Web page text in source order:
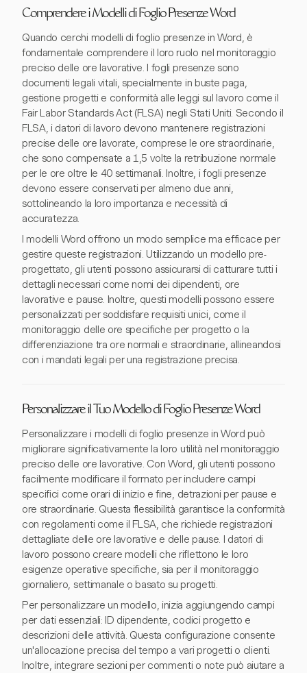
Comprendere i Modelli di Foglio Presenze Word
Quando cerchi modelli di foglio presenze in Word, è
fondamentale comprendere il loro ruolo nel monitoraggio
preciso delle ore lavorative. I fogli presenze sono
documenti legali vitali, specialmente in buste paga,
gestione progetti e conformità alle leggi sul lavoro come il
Fair Labor Standards Act (FLSA) negli Stati Uniti. Secondo il
FLSA, i datori di lavoro devono mantenere registrazioni
precise delle ore lavorate, comprese le ore straordinarie,
che sono compensate a 1,5 volte la retribuzione normale
per le ore oltre le 40 settimanali. Inoltre, i fogli presenze
devono essere conservati per almeno due anni,
sottolineando la loro importanza e necessità di
accuratezza.
I modelli Word offrono un modo semplice ma efficace per
gestire queste registrazioni. Utilizzando un modello pre-
progettato, gli utenti possono assicurarsi di catturare tutti i
dettagli necessari come nomi dei dipendenti, ore
lavorative e pause. Inoltre, questi modelli possono essere
personalizzati per soddisfare requisiti unici, come il
monitoraggio delle ore specifiche per progetto o la
differenziazione tra ore normali e straordinarie, allineandosi
con i mandati legali per una registrazione precisa.
Personalizzare il Tuo Modello di Foglio Presenze Word
Personalizzare i modelli di foglio presenze in Word può
migliorare significativamente la loro utilità nel monitoraggio
preciso delle ore lavorative. Con Word, gli utenti possono
facilmente modificare il formato per includere campi
specifici come orari di inizio e fine, detrazioni per pause e
ore straordinarie. Questa flessibilità garantisce la conformità
con regolamenti come il FLSA, che richiede registrazioni
dettagliate delle ore lavorative e delle pause. I datori di
lavoro possono creare modelli che riflettono le loro
esigenze operative specifiche, sia per il monitoraggio
giornaliero, settimanale o basato su progetti.
Per personalizzare un modello, inizia aggiungendo campi
per dati essenziali: ID dipendente, codici progetto e
descrizioni delle attività. Questa configurazione consente
un'allocazione precisa del tempo a vari progetti o clienti.
Inoltre, integrare sezioni per commenti o note può aiutare a